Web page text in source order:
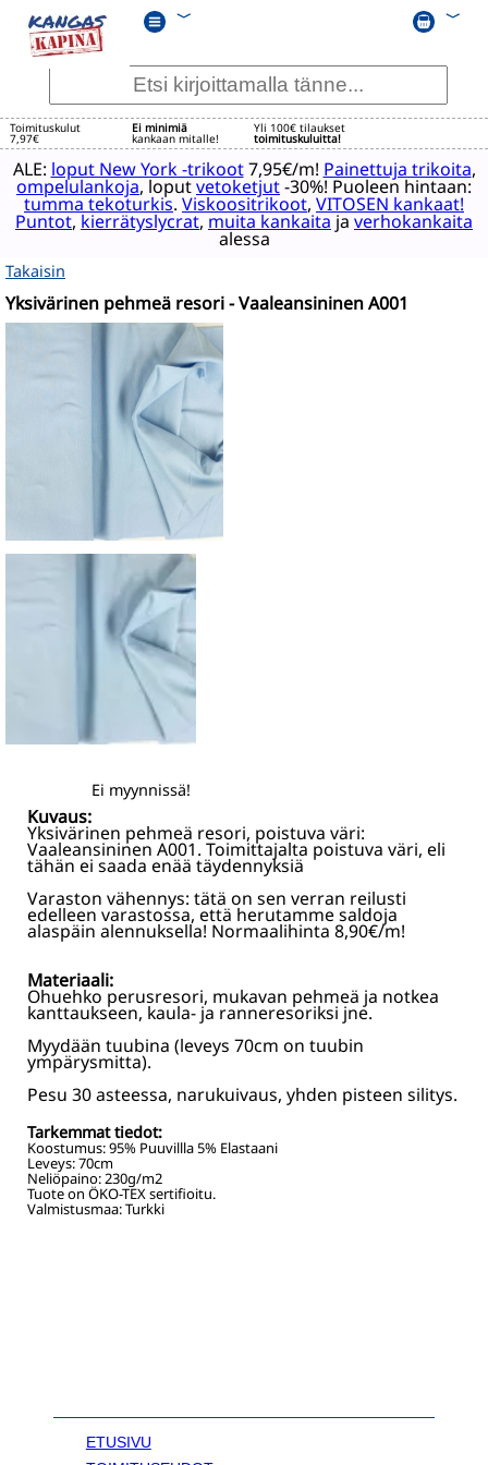
﹀ ﹀
Toimituskulut
7,97€
Ei minimiä
kankaan mitalle!
Yli 100€ tilaukset
toimituskuluitta!
ALE: loput New York -trikoot7,95€/m! Painettuja trikoita,
ompelulankoja, loputvetoketjut-30%! Puoleen hintaan:
tumma tekoturkis. Viskoositrikoot, VITOSEN kankaat!
Puntot,kierrätyslycrat,muita kankaitajaverhokankaita
alessa
Takaisin
Yksivärinen pehmeä resori - Vaaleansininen A001
Ei myynnissä!
Kuvaus:
Yksivärinen pehmeä resori, poistuva väri:
Vaaleansininen A001. Toimittajalta poistuva väri, eli
tähän ei saada enää täydennyksiä
Varaston vähennys: tätä on sen verran reilusti
edelleen varastossa, että herutamme saldoja
alaspäin alennuksella! Normaalihinta 8,90€/m!
Materiaali:
Ohuehko perusresori, mukavan pehmeä ja notkea
kanttaukseen, kaula- ja ranneresoriksi jne.
Myydään tuubina (leveys 70cm on tuubin
ympärysmitta).
Pesu 30 asteessa, narukuivaus, yhden pisteen silitys.
Tarkemmat tiedot:
Koostumus:95% Puuvillla 5% Elastaani
Leveys:70cm
Neliöpaino:230g/m2
Tuote on ÖKO-TEX sertifioitu.
Valmistusmaa: Turkki
ETUSIVU